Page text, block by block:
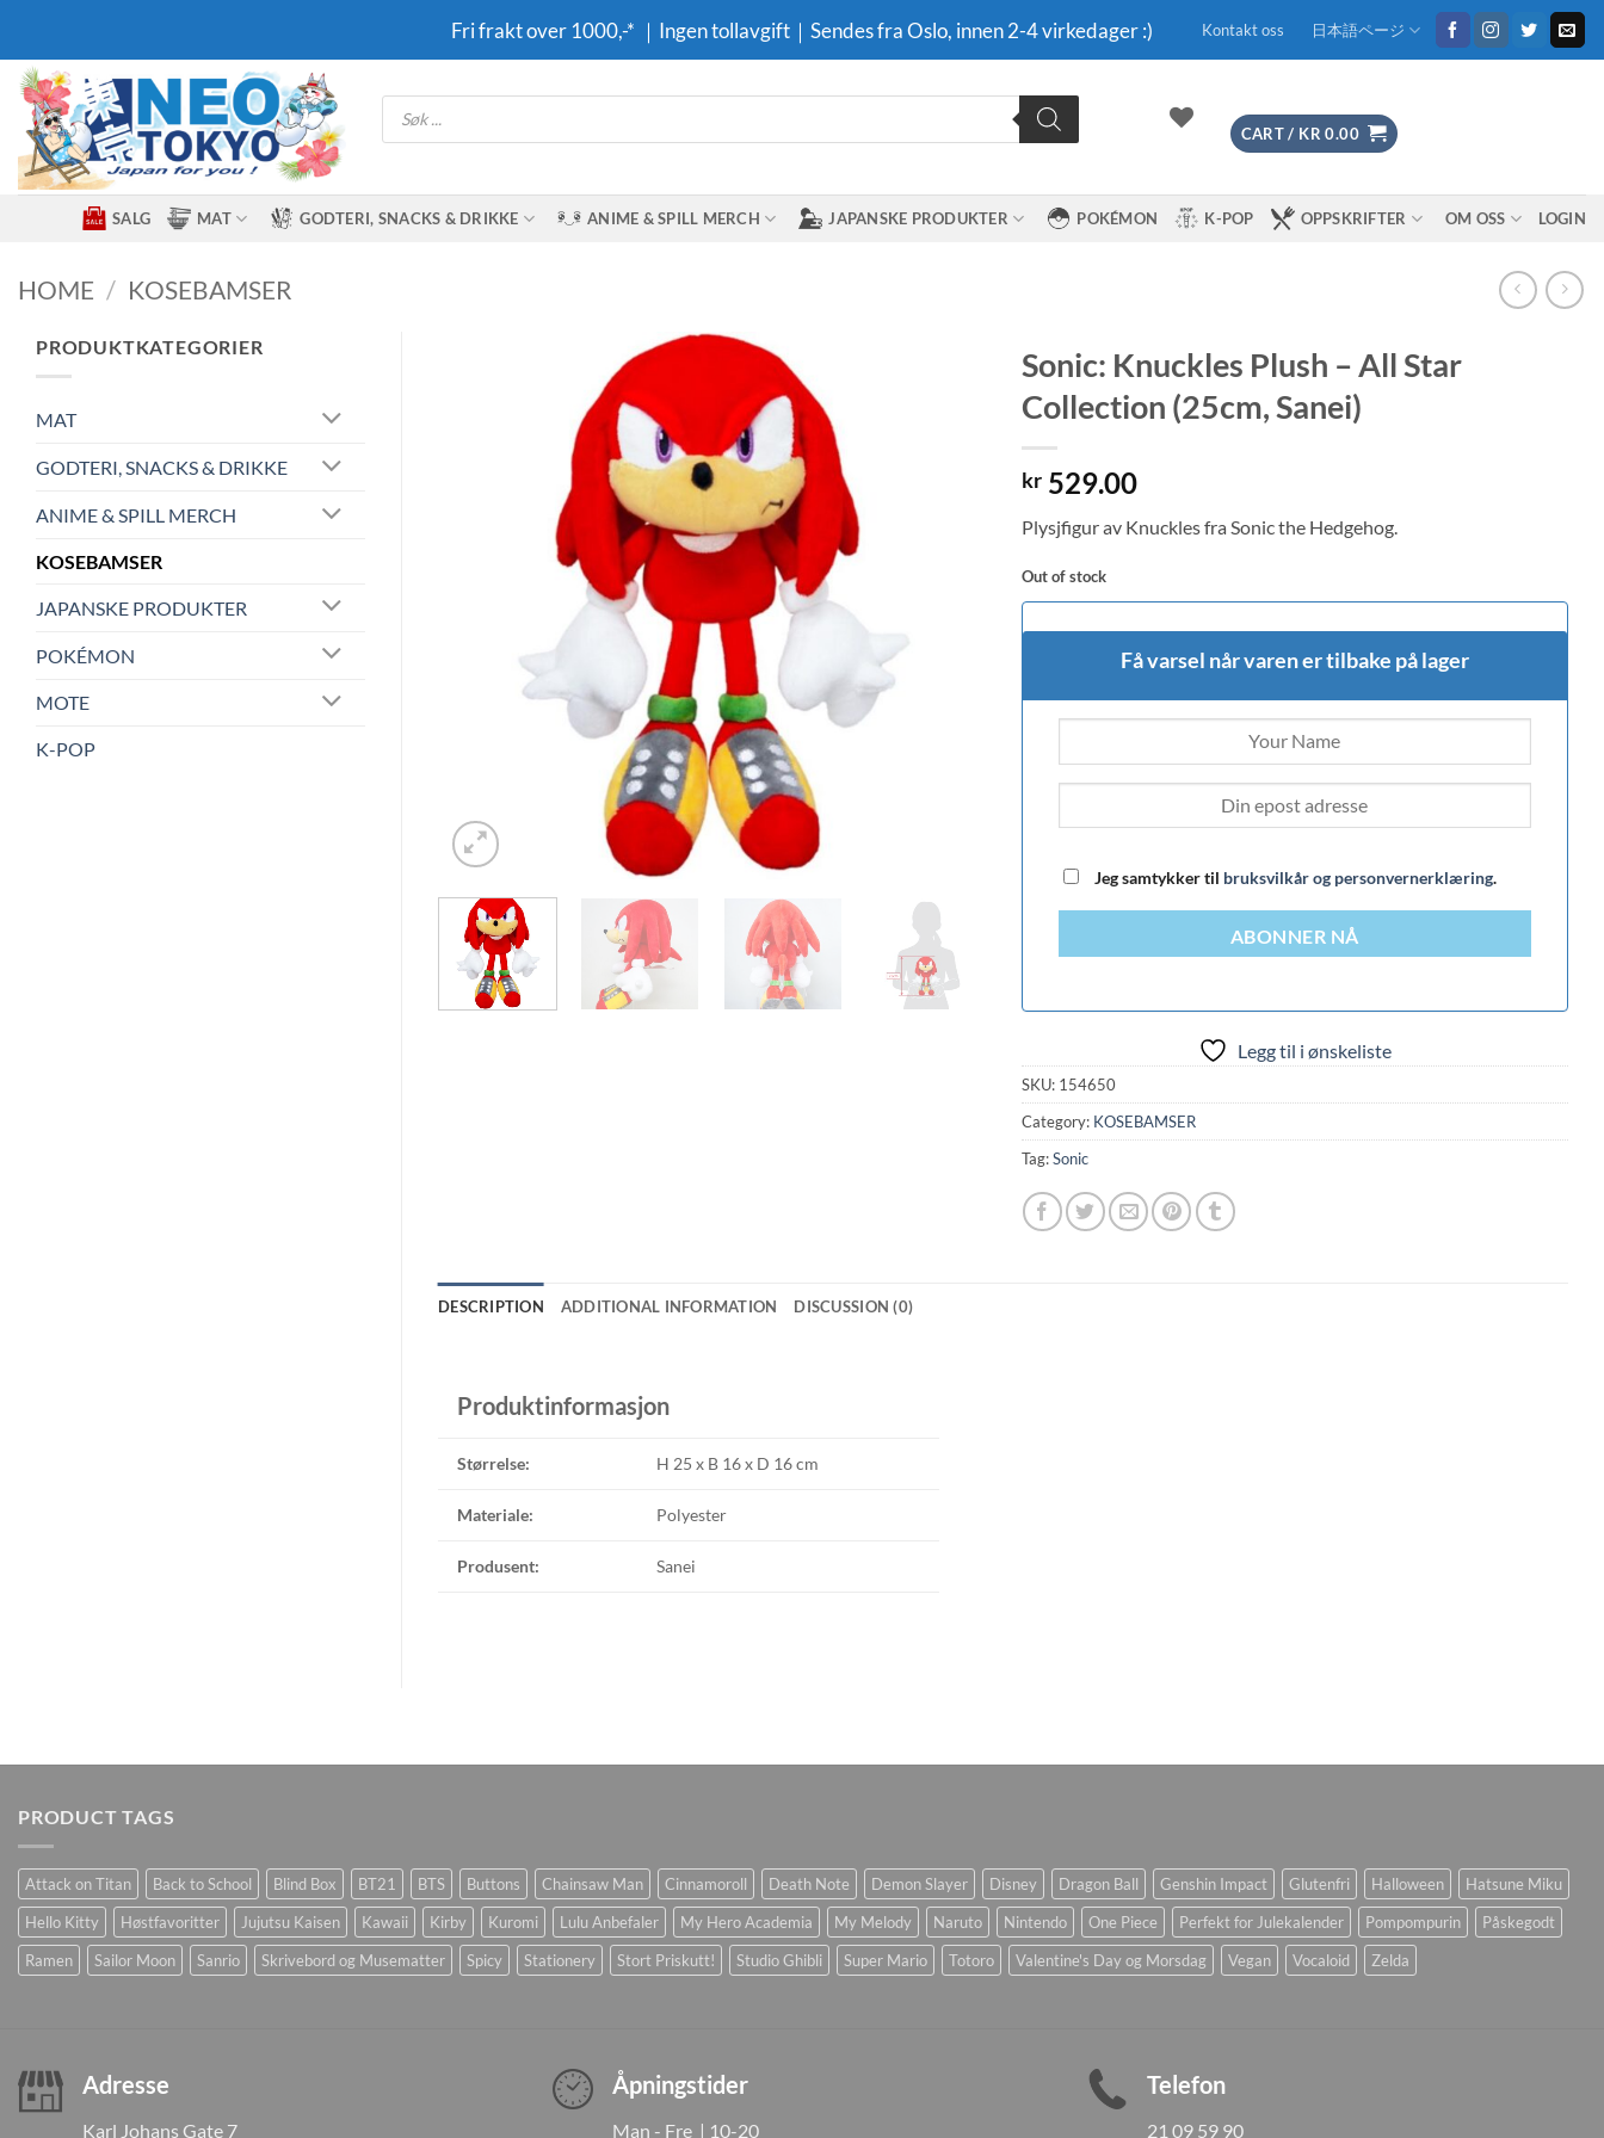
content
Fri frakt over 1000,-* ｜Ingen tollavgift｜Sendes fra Oslo, innen 2-4 virkedager :) Kontakt oss 日本語ページ
Products
search
CART / KR 0.00
SALG MAT GODTERI, SNACKS & DRIKKE ANIME & SPILL MERCH JAPANSKE PRODUKTER POKÉMON K-POP OPPSKRIFTER OM OSS LOGIN
HOME / KOSEBAMSER
PRODUKTKATEGORIER
MAT
GODTERI, SNACKS & DRIKKE
ANIME & SPILL MERCH
KOSEBAMSER
JAPANSKE PRODUKTER
POKÉMON
MOTE
K-POP
Sonic: Knuckles Plush – All Star
Collection (25cm, Sanei)
kr529.00
Plysjfigur av Knuckles fra Sonic the Hedgehog.
Out of stock
Få varsel når varen er tilbake på lager
Jeg samtykker til bruksvilkår og personvernerklæring.
ABONNER NÅ
Legg til i ønskeliste
SKU: 154650
Category: KOSEBAMSER
Tag:Sonic
DESCRIPTION ADDITIONAL INFORMATION DISCUSSION (0)
Produktinformasjon
Størrelse: H 25 x B 16 x D 16 cm
Materiale: Polyester
Produsent: Sanei
PRODUCT TAGS
Attack on Titan Back to School Blind Box BT21 BTS Buttons Chainsaw Man Cinnamoroll Death Note Demon Slayer Disney Dragon Ball Genshin Impact Glutenfri Halloween
Hatsune Miku
Hello Kitty
Høstfavoritter Jujutsu Kaisen Kawaii Kirby Kuromi Lulu Anbefaler My Hero Academia My Melody Naruto Nintendo One Piece Perfekt for Julekalender Pompompurin
Påskegodt
Ramen
Sailor Moon Sanrio Skrivebord og Musematter Spicy Stationery Stort Priskutt! Studio Ghibli Super Mario Totoro Valentine's Day og Morsdag Vegan Vocaloid Zelda
Adresse
Karl Johans Gate 7
Åpningstider
Man - Fre | 10-20
Telefon
21 09 59 90